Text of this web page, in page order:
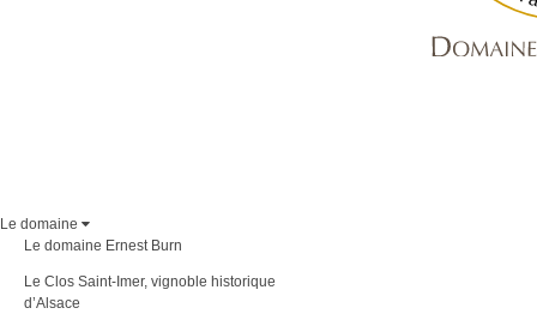
Le domaine
Le domaine Ernest Burn
Le Clos Saint-Imer, vignoble historique
d’Alsace